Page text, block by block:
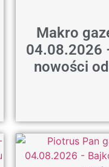
Makro
04.08.2026
nowości